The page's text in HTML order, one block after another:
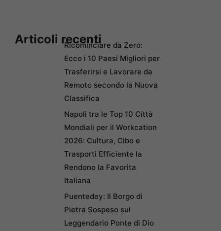
Articoli recentiRicominciare da Zero:
Ecco i 10 Paesi Migliori per
Trasferirsi e Lavorare da
Remoto secondo la Nuova
Classifica
Napoli tra le Top 10 Città
Mondiali per il Workcation
2026: Cultura, Cibo e
Trasporti Efficiente la
Rendono la Favorita
Italiana
Puentedey: Il Borgo di
Pietra Sospeso sul
Leggendario Ponte di Dio